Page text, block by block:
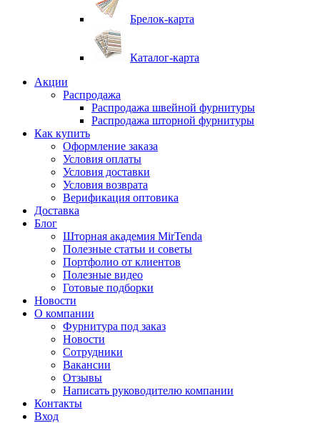
Брелок-карта
Каталог-карта
Акции
Распродажа
Распродажа швейной фурнитуры
Распродажа шторной фурнитуры
Как купить
Оформление заказа
Условия оплаты
Условия доставки
Условия возврата
Верификация оптовика
Доставка
Блог
Шторная академия MirTenda
Полезные статьи и советы
Портфолио от клиентов
Полезные видео
Готовые подборки
Новости
О компании
Фурнитура под заказ
Новости
Сотрудники
Вакансии
Отзывы
Написать руководителю компании
Контакты
Вход